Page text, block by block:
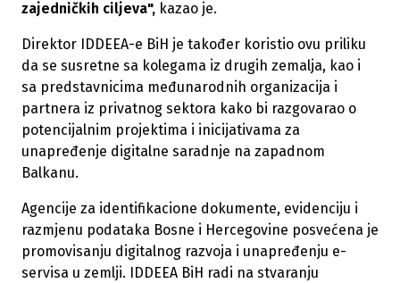
zajedničkih ciljeva", kazao je.
Direktor IDDEEA-e BiH je također koristio ovu priliku
da se susretne sa kolegama iz drugih zemalja, kao i
sa predstavnicima međunarodnih organizacija i
partnera iz privatnog sektora kako bi razgovarao o
potencijalnim projektima i inicijativama za
unapređenje digitalne saradnje na zapadnom
Balkanu.
Agencije za identifikacione dokumente, evidenciju i
razmjenu podataka Bosne i Hercegovine posvećena je
promovisanju digitalnog razvoja i unapređenju e-
servisa u zemlji. IDDEEA BiH radi na stvaranju